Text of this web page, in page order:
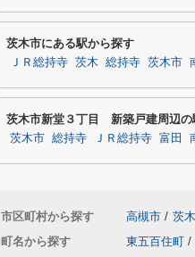
茨木市にある駅から探す
ＪＲ総持寺 茨木 総持寺 茨木市
茨木市新堂３丁目 新築戸建周辺の
茨木市 総持寺 ＪＲ総持寺 富田
市区町村から探す 高槻市 / 茨
町名から探す
東五百住町 /